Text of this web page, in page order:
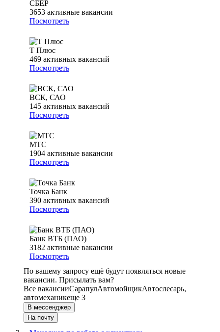
СБЕР
3653 активные вакансии
Посмотреть
Т Плюс
469 активных вакансий
Посмотреть
ВСК, САО
145 активных вакансий
Посмотреть
МТС
1904 активные вакансии
Посмотреть
Точка Банк
390 активных вакансий
Посмотреть
Банк ВТБ (ПАО)
3182 активные вакансии
Посмотреть
По вашему запросу ещё будут появляться новые
вакансии. Присылать вам?
Все вакансииСарапулАвтомойщикАвтослесарь,
автомеханикеще 3
В мессенджер
На почту